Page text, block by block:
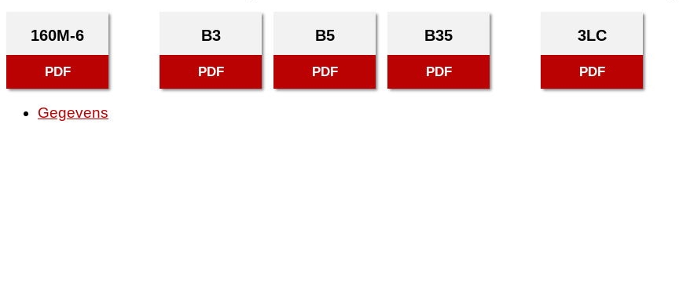
160M-6
PDF
B3
PDF
B5
PDF
B35
PDF
3LC
PDF
Gegevens